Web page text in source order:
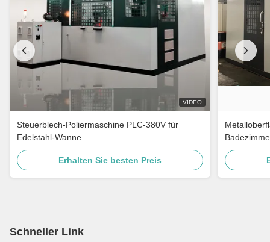
VIDEO
Steuerblech-Poliermaschine PLC-380V für
Edelstahl-Wanne
Erhalten Sie besten Preis
Edelstahl-
Schneller Link